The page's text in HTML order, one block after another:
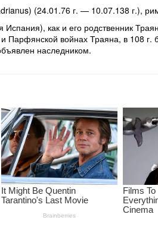
(24.01.76 г. — 10.07.138 г.),
как и его родственник
и Парфянской войнах Траяна, в 108
наследником.